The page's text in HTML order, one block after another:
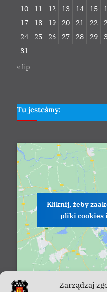
Zarządzaj
10
11 12 13 14 15
17
18 19 20 21 22
24
25 26 27 28 29
31
« lip
Tu jesteśmy:
Kliknij, żeby
pliki cookies i